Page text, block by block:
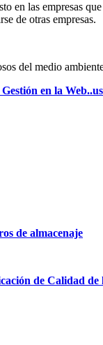
en las empresas
de otras empresas.
del medio
en la
de almacenaje
de Calidad de